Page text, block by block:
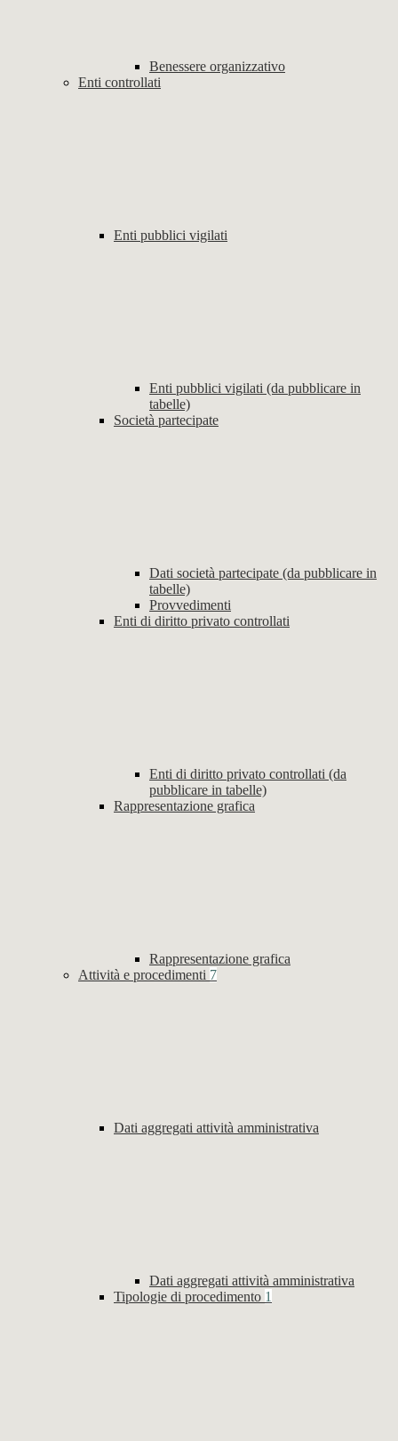
Benessere organizzativo
Enti controllati
Enti pubblici vigilati
Enti pubblici vigilati (da pubblicare in
tabelle)
Società partecipate
Dati società partecipate (da pubblicare in
tabelle)
Provvedimenti
Enti di diritto privato controllati
Enti di diritto privato controllati (da
pubblicare in tabelle)
Rappresentazione grafica
Rappresentazione grafica
Attività e procedimenti 7
Dati aggregati attività amministrativa
Dati aggregati attività amministrativa
Tipologie di procedimento 1